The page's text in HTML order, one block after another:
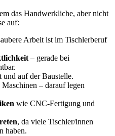
das Handwerkliche, aber nicht
auf:
Arbeit ist im Tischlerberuf
– gerade bei
und auf der Baustelle.
Maschinen – darauf legen
wie CNC-Fertigung und
, da viele Tischler/innen
haben.